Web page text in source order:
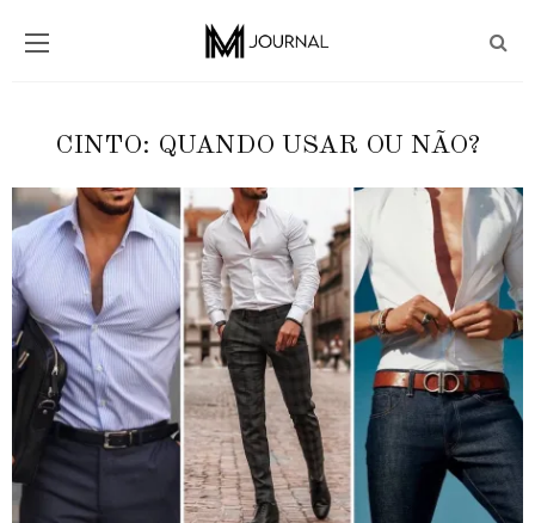
CINTO: QUANDO USAR OU NÃO?